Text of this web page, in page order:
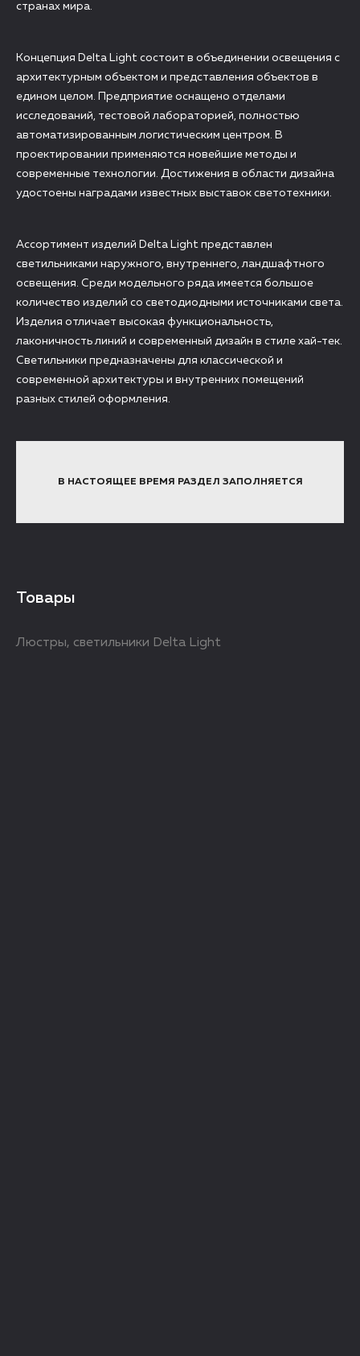
странах мира.
Концепция Delta Light состоит в объединении освещения с
архитектурным объектом и представления объектов в
едином целом. Предприятие оснащено отделами
исследований, тестовой лабораторией, полностью
автоматизированным логистическим центром. В
проектировании применяются новейшие методы и
современные технологии. Достижения в области дизайна
удостоены наградами известных выставок светотехники.
Ассортимент изделий Delta Light представлен
светильниками наружного, внутреннего, ландшафтного
освещения. Среди модельного ряда имеется большое
количество изделий со светодиодными источниками света.
Изделия отличает высокая функциональность,
лаконичность линий и современный дизайн в стиле хай-тек.
Светильники предназначены для классической и
современной архитектуры и внутренних помещений
разных стилей оформления.
В НАСТОЯЩЕЕ ВРЕМЯ РАЗДЕЛ ЗАПОЛНЯЕТСЯ
Товары
Люстры, светильники Delta Light